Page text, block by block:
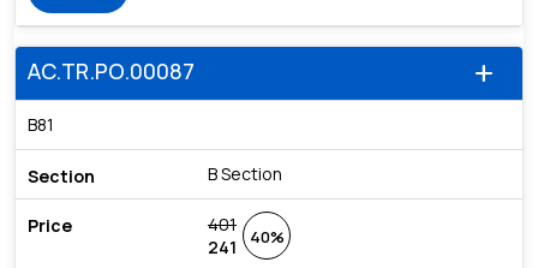
add
AC.TR.PO.00087
B81
B Section
401
241
40%